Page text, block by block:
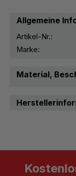
Allgemeine
Artikel-Nr.:
Marke:
Material,